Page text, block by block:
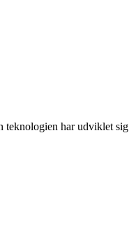
teknologien har udviklet sig